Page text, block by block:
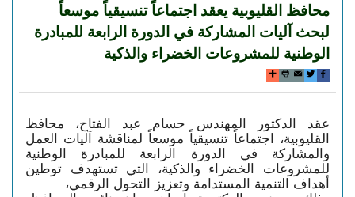
محافظ القليوبية يعقد اجتماعاً تنسيقياً موسعاً
لبحث آليات المشاركة في الدورة الرابعة للمبادرة
الوطنية للمشروعات الخضراء والذكية
أهداف التنمية المستدامة وتعزيز التحول الرقمي،